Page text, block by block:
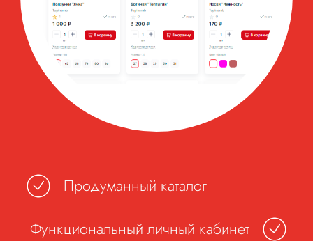
Продуманный каталог
Функциональный личный кабинет